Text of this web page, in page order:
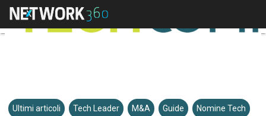
Ultimi articoli Tech Leader M&A Guide Nomine Tech